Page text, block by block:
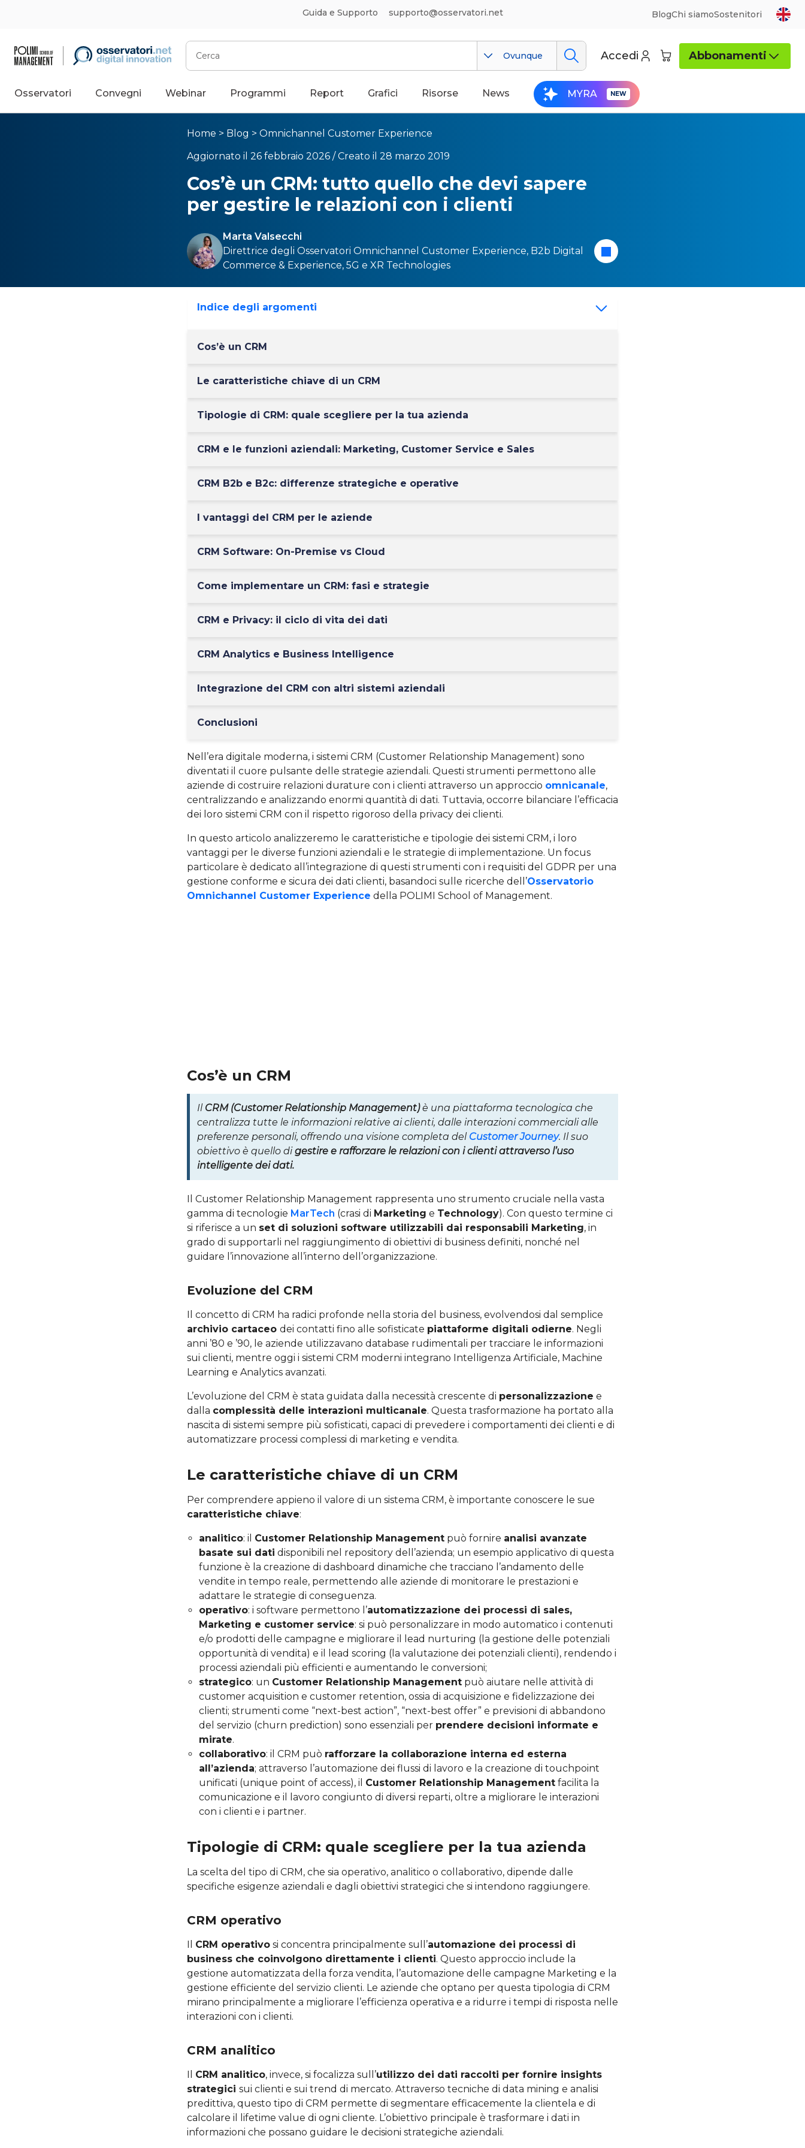
Guida e Supporto supporto@osservatori.net BlogChi siamoSostenitori
Cerca
Ovunque Accedi Abbonamenti
Osservatori Convegni Webinar Programmi Report Grafici Risorse News MYRA
Home > Blog > Omnichannel Customer Experience
Aggiornato il 26 febbraio 2026 / Creato il 28 marzo 2019
Cos’è un CRM: tutto quello che devi sapere
per gestire le relazioni con i clienti
Marta Valsecchi
Direttrice degli Osservatori Omnichannel Customer Experience, B2b Digital
Commerce & Experience, 5G e XR Technologies
Indice degli argomenti
Cos’è un CRM
Le caratteristiche chiave di un CRM
Tipologie di CRM: quale scegliere per la tua azienda
CRM e le funzioni aziendali: Marketing, Customer Service e Sales
CRM B2b e B2c: differenze strategiche e operative
I vantaggi del CRM per le aziende
CRM Software: On-Premise vs Cloud
Come implementare un CRM: fasi e strategie
CRM e Privacy: il ciclo di vita dei dati
CRM Analytics e Business Intelligence
Integrazione del CRM con altri sistemi aziendali
Conclusioni
Nell’era digitale moderna, i sistemi CRM (Customer Relationship Management) sono
diventati il cuore pulsante delle strategie aziendali. Questi strumenti permettono alle
aziende di costruire relazioni durature con i clienti attraverso un approccio omnicanale,
centralizzando e analizzando enormi quantità di dati. Tuttavia, occorre bilanciare l’efficacia
dei loro sistemi CRM con il rispetto rigoroso della privacy dei clienti.
In questo articolo analizzeremo le caratteristiche e tipologie dei sistemi CRM, i loro
vantaggi per le diverse funzioni aziendali e le strategie di implementazione. Un focus
particolare è dedicato all’integrazione di questi strumenti con i requisiti del GDPR per una
gestione conforme e sicura dei dati clienti, basandoci sulle ricerche dell’Osservatorio
Omnichannel Customer Experience della POLIMI School of Management.
Cos’è un CRM
Il CRM (Customer Relationship Management)è una piattaforma tecnologica che
centralizza tutte le informazioni relative ai clienti, dalle interazioni commerciali alle
preferenze personali, offrendo una visione completa del Customer Journey. Il suo
obiettivo è quello digestire e rafforzare le relazioni con i clienti attraverso l’uso
intelligente dei dati.
Il Customer Relationship Management rappresenta uno strumento cruciale nella vasta
gamma di tecnologie MarTech (crasi di Marketing e Technology). Con questo termine ci
si riferisce a un set di soluzioni software utilizzabili dai responsabili Marketing, in
grado di supportarli nel raggiungimento di obiettivi di business definiti, nonché nel
guidare l’innovazione all’interno dell’organizzazione.
Evoluzione del CRM
Il concetto di CRM ha radici profonde nella storia del business, evolvendosi dal semplice
archivio cartaceo dei contatti fino alle sofisticate piattaforme digitali odierne. Negli
anni ’80 e ’90, le aziende utilizzavano database rudimentali per tracciare le informazioni
sui clienti, mentre oggi i sistemi CRM moderni integrano Intelligenza Artificiale, Machine
Learning e Analytics avanzati.
L’evoluzione del CRM è stata guidata dalla necessità crescente di personalizzazione e
dalla complessità delle interazioni multicanale. Questa trasformazione ha portato alla
nascita di sistemi sempre più sofisticati, capaci di prevedere i comportamenti dei clienti e di
automatizzare processi complessi di marketing e vendita.
Le caratteristiche chiave di un CRM
Per comprendere appieno il valore di un sistema CRM, è importante conoscere le sue
caratteristiche chiave:
analitico: il Customer Relationship Management può fornire analisi avanzate
basate sui dati disponibili nel repository dell’azienda; un esempio applicativo di questa
funzione è la creazione di dashboard dinamiche che tracciano l’andamento delle
vendite in tempo reale, permettendo alle aziende di monitorare le prestazioni e
adattare le strategie di conseguenza.
operativo: i software permettono l’automatizzazione dei processi di sales,
Marketing e customer service: si può personalizzare in modo automatico i contenuti
e/o prodotti delle campagne e migliorare il lead nurturing (la gestione delle potenziali
opportunità di vendita) e il lead scoring (la valutazione dei potenziali clienti), rendendo i
processi aziendali più efficienti e aumentando le conversioni;
strategico: un Customer Relationship Management può aiutare nelle attività di
customer acquisition e customer retention, ossia di acquisizione e fidelizzazione dei
clienti; strumenti come “next-best action”, “next-best offer” e previsioni di abbandono
del servizio (churn prediction) sono essenziali per prendere decisioni informate e
mirate.
collaborativo: il CRM può rafforzare la collaborazione interna ed esterna
all’azienda; attraverso l’automazione dei flussi di lavoro e la creazione di touchpoint
unificati (unique point of access), il Customer Relationship Management facilita la
comunicazione e il lavoro congiunto di diversi reparti, oltre a migliorare le interazioni
con i clienti e i partner.
Tipologie di CRM: quale scegliere per la tua azienda
La scelta del tipo di CRM, che sia operativo, analitico o collaborativo, dipende dalle
specifiche esigenze aziendali e dagli obiettivi strategici che si intendono raggiungere.
CRM operativo
Il CRM operativo si concentra principalmente sull’automazione dei processi di
business che coinvolgono direttamente i clienti. Questo approccio include la
gestione automatizzata della forza vendita, l’automazione delle campagne Marketing e la
gestione efficiente del servizio clienti. Le aziende che optano per questa tipologia di CRM
mirano principalmente a migliorare l’efficienza operativa e a ridurre i tempi di risposta nelle
interazioni con i clienti.
CRM analitico
Il CRM analitico, invece, si focalizza sull’utilizzo dei dati raccolti per fornire insights
strategici sui clienti e sui trend di mercato. Attraverso tecniche di data mining e analisi
predittiva, questo tipo di CRM permette di segmentare efficacemente la clientela e di
calcolare il lifetime value di ogni cliente. L’obiettivo principale è trasformare i dati in
informazioni che possano guidare le decisioni strategiche aziendali.